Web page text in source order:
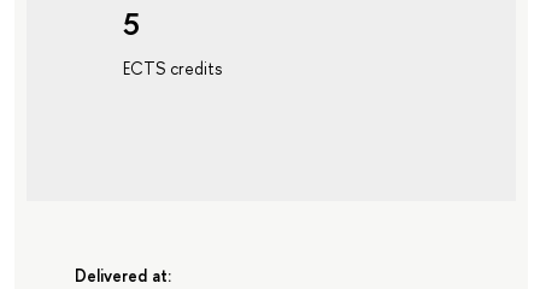
5
ECTS credits
Delivered at: